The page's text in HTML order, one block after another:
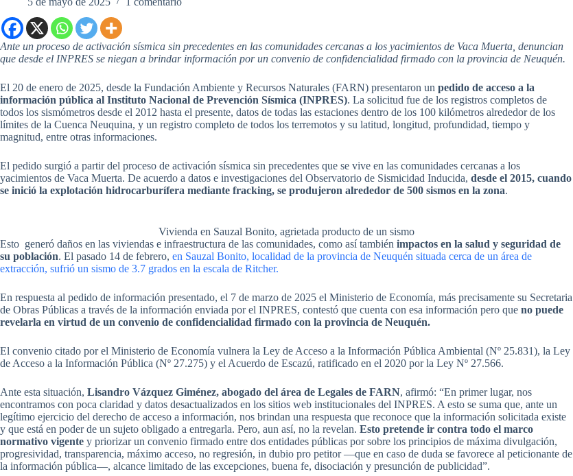
Ante un proceso de activación sísmica sin precedentes en las comunidades cercanas a los yacimientos de Vaca Muerta, denuncian
que desde el INPRES se niegan a brindar información por un convenio de confidencialidad firmado con la provincia de Neuquén.
El 20 de enero de 2025, desde la Fundación Ambiente y Recursos Naturales (FARN) presentaron un pedido de acceso a la
información pública al Instituto Nacional de Prevención Sísmica (INPRES). La solicitud fue de los registros completos de
todos los sismómetros desde el 2012 hasta el presente, datos de todas las estaciones dentro de los 100 kilómetros alrededor de los
límites de la Cuenca Neuquina, y un registro completo de todos los terremotos y su latitud, longitud, profundidad, tiempo y
magnitud, entre otras informaciones.
El pedido surgió a partir del proceso de activación sísmica sin precedentes que se vive en las comunidades cercanas a los
yacimientos de Vaca Muerta. De acuerdo a datos e investigaciones del Observatorio de Sismicidad Inducida, desde el 2015, cuando
se inició la explotación hidrocarburífera mediante fracking, se produjeron alrededor de 500 sismos en la zona.
Vivienda en Sauzal Bonito, agrietada producto de un sismo
Esto generó daños en las viviendas e infraestructura de las comunidades, como así también impactos en la salud y seguridad de
su población. El pasado 14 de febrero, en Sauzal Bonito, localidad de la provincia de Neuquén situada cerca de un área de
extracción, sufrió un sismo de 3.7 grados en la escala de Ritcher.
En respuesta al pedido de información presentado, el 7 de marzo de 2025 el Ministerio de Economía, más precisamente su Secretaria
de Obras Públicas a través de la información enviada por el INPRES, contestó que cuenta con esa información pero que no puede
revelarla en virtud de un convenio de confidencialidad firmado con la provincia de Neuquén.
El convenio citado por el Ministerio de Economía vulnera la Ley de Acceso a la Información Pública Ambiental (Nº 25.831), la Ley
de Acceso a la Información Pública (Nº 27.275) y el Acuerdo de Escazú, ratificado en el 2020 por la Ley Nº 27.566.
Ante esta situación, Lisandro Vázquez Giménez, abogado del área de Legales de FARN, afirmó: “En primer lugar, nos
encontramos con poca claridad y datos desactualizados en los sitios web institucionales del INPRES. A esto se suma que, ante un
legítimo ejercicio del derecho de acceso a información, nos brindan una respuesta que reconoce que la información solicitada existe
y que está en poder de un sujeto obligado a entregarla. Pero, aun así, no la revelan. Esto pretende ir contra todo el marco
normativo vigente y priorizar un convenio firmado entre dos entidades públicas por sobre los principios de máxima divulgación,
progresividad, transparencia, máximo acceso, no regresión, in dubio pro petitor —que en caso de duda se favorece al peticionante de
la información pública—, alcance limitado de las excepciones, buena fe, disociación y presunción de publicidad”.